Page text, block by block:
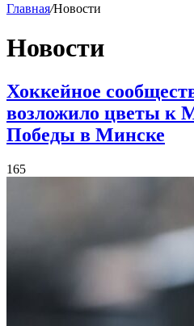
Главная/Новости
Новости
Хоккейное
возложило цветы к
Победы в Минске
165